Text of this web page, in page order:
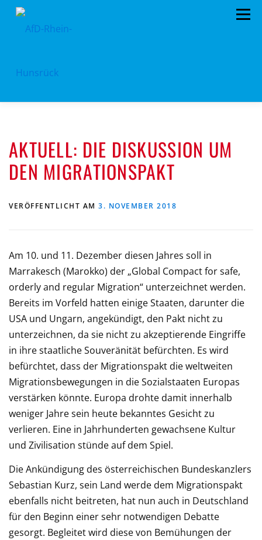
Zum
Menü
EU- KOMMUNALWAHL 2024 STANDPUNKTE
ARCHIV TERMINE MITMACHEN!
LANDTAGSWAHL 2021 KONTAKT
AKTUELL: DIE DISKUSSION UM
DEN MIGRATIONSPAKT
VERÖFFENTLICHT AM 3. NOVEMBER 2018
Am 10. und 11. Dezember diesen Jahres soll in
Marrakesch (Marokko) der „Global Compact for safe,
orderly and regular Migration“ unterzeichnet werden.
Bereits im Vorfeld hatten einige Staaten, darunter die
USA und Ungarn, angekündigt, den Pakt nicht zu
unterzeichnen, da sie nicht zu akzeptierende Eingriffe
in ihre staatliche Souveränität befürchten. Es wird
befürchtet, dass der Migrationspakt die weltweiten
Migrationsbewegungen in die Sozialstaaten Europas
verstärken könnte. Europa drohte damit innerhalb
weniger Jahre sein heute bekanntes Gesicht zu
verlieren. Eine in Jahrhunderten gewachsene Kultur
und Zivilisation stünde auf dem Spiel.
Die Ankündigung des österreichischen Bundeskanzlers
Sebastian Kurz, sein Land werde dem Migrationspakt
ebenfalls nicht beitreten, hat nun auch in Deutschland
für den Beginn einer sehr notwendigen Debatte
gesorgt. Begleitet wird diese von Bemühungen der